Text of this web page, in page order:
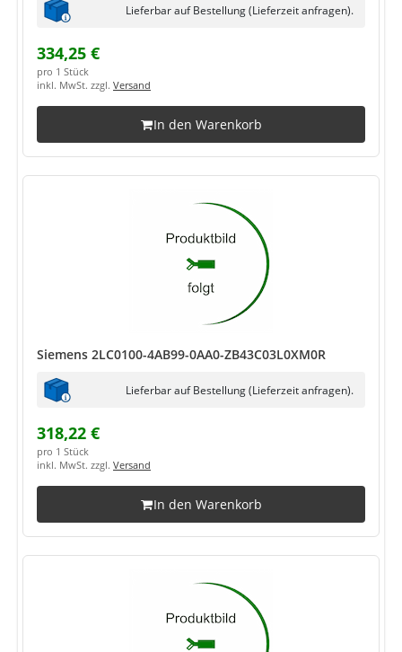
Lieferbar auf Bestellung (Lieferzeit anfragen).
334,25 €
pro 1 Stück
inkl. MwSt. zzgl. Versand
In den Warenkorb
Siemens 2LC0100-4AB99-0AA0-ZB43C03L0XM0R
Lieferbar auf Bestellung (Lieferzeit anfragen).
318,22 €
pro 1 Stück
inkl. MwSt. zzgl. Versand
In den Warenkorb